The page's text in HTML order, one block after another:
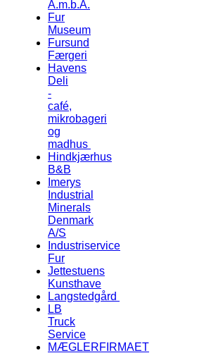
A.m.b.A.
Fur
Museum
Fursund
Færgeri
Havens
Deli
-
café,
mikrobageri
og
madhus
Hindkjærhus
B&B
Imerys
Industrial
Minerals
Denmark
A/S
Industriservice
Fur
Jettestuens
Kunsthave
Langstedgård
LB
Truck
Service
MÆGLERFIRMAET